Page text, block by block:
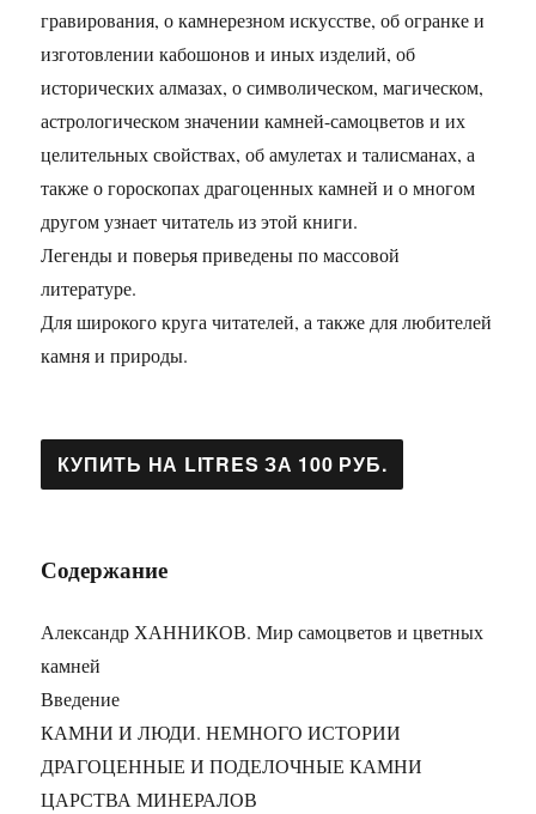
гравирования, о камнерезном искусстве, об огранке и
изготовлении кабошонов и иных изделий, об
исторических алмазах, о символическом, магическом,
астрологическом значении камней-самоцветов и их
целительных свойствах, об амулетах и талисманах, а
также о гороскопах драгоценных камней и о многом
другом узнает читатель из этой книги.
Легенды и поверья приведены по массовой
литературе.
Для широкого круга читателей, а также для любителей
камня и природы.
Содержание
Александр ХАННИКОВ. Мир самоцветов и цветных
камней
Введение
КАМНИ И ЛЮДИ. НЕМНОГО ИСТОРИИ
ДРАГОЦЕННЫЕ И ПОДЕЛОЧНЫЕ КАМНИ
ЦАРСТВА МИНЕРАЛОВ